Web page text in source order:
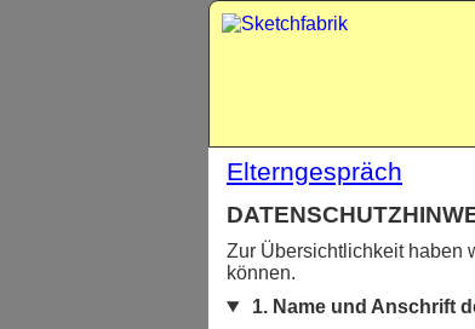
Elterngespräch
Zur Übersichtlichkeit haben
können.
1. Name und Anschrift